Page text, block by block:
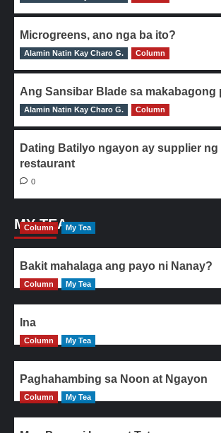
Microgreens, ano nga ba ito?
0
Alamin Natin Kay Charo G. Column
Ang Sansibar Blade sa makabagong
0
Alamin Natin Kay Charo G. Column
Dating Batilyo ngayon ay supplier ng
restaurant
0
MY TEA
Column My Tea
Bakit mahalaga ang payo ni Nanay?
Column My Tea
Ina
Column My Tea
Paghahambing sa Noon at Ngayon
Column My Tea